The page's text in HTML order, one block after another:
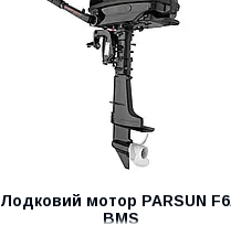
Лодковий мотор PARSUN
BMS